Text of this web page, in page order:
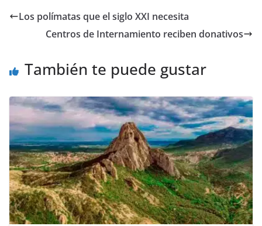
e
b
o
er l s
A
p
y
Li
k
gr
a
e
Los polímatas que el siglo XXI necesita
Centros de Internamiento reciben donativos
También te puede gustar